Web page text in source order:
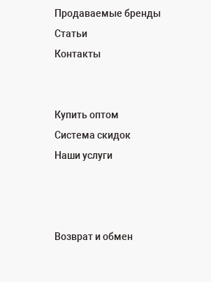
Продаваемые бренды
Статьи
Контакты
Купить оптом
Система скидок
Наши услуги
Возврат и обмен